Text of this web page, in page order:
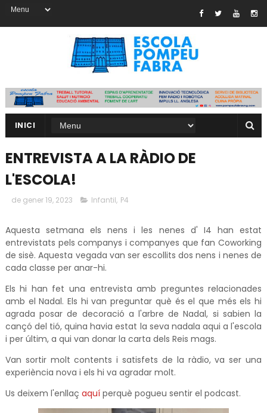
INICI
ENTREVISTA A LA RÀDIO DE
L'ESCOLA!
de gener 19, 2023 Infantil, P4
Aquesta setmana els nens i les nenes d' I4 han estat
entrevistats pels companys i companyes que fan Coworking
de sisè. Aquesta vegada van ser escollits dos nens i nenes de
cada classe per anar-hi.
Els hi han fet una entrevista amb preguntes relacionades
amb el Nadal. Els hi van preguntar què és el que més els hi
agrada posar de decoració a l'arbre de Nadal, si sabien la
cançó del tió, quina havia estat la seva nadala aqui a l'escola
i per últim, a qui van donar la carta dels Reis mags.
Van sortir molt contents i satisfets de la ràdio, va ser una
experiència nova i els hi va agradar molt.
Us deixem l'enllaç aquíperquè pogueu sentir el podcast.